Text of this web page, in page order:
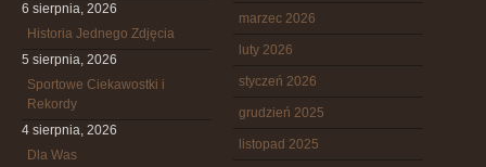
6 sierpnia, 2026
Historia Jednego Zdjęcia
5 sierpnia, 2026
Sportowe Ciekawostki i
Rekordy
4 sierpnia, 2026
Dla Was
marzec 2026
luty 2026
styczeń 2026
grudzień 2025
listopad 2025